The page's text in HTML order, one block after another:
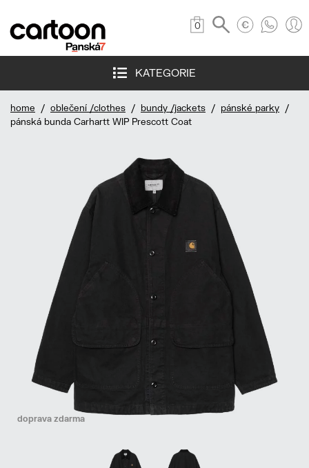
0
KATEGORIE
home / oblečení /clothes / bundy /jackets / pánské parky /
pánská bunda Carhartt WIP Prescott Coat
doprava zdarma